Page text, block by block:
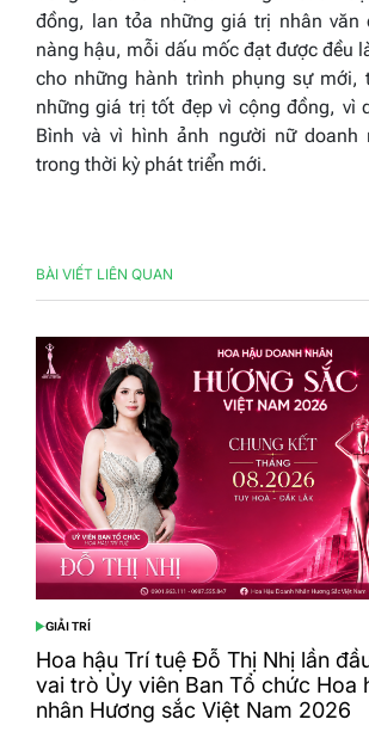
đồng, lan tỏa những giá trị nhân văn
nàng hậu, mỗi dấu mốc đạt được đều
cho những hành trình phụng sự mới,
những giá trị tốt đẹp vì cộng đồng, vì
Bình và vì hình ảnh người nữ doanh
trong thời kỳ phát triển mới.
BÀI VIẾT LIÊN QUAN
POSTED
IN
GIẢI TRÍ
Hoa hậu Trí tuệ Đỗ Thị Nhị lần
vai trò Ủy viên Ban Tổ chức Hoa
nhân Hương sắc Việt Nam 2026